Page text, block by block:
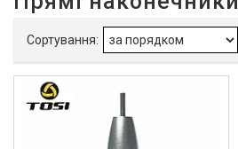
Наявність
В наявності 6
Стан
Нове